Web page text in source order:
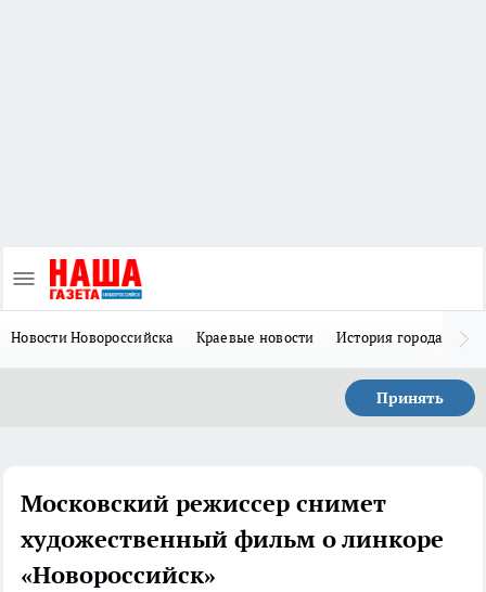
Новости Новороссийска Краевые новости История города Н
Принять
Московский режиссер снимет
художественный фильм о линкоре
«Новороссийск»